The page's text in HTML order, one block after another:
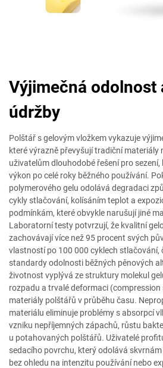
Výjimečná odolnost
údržby
Polštář s gelovým vložkem vykazuje
které výrazně převyšují tradiční materiály
uživatelům dlouhodobé řešení pro
výkon po celé roky běžného používání.
polymerového gelu odolává degradaci
cykly stlačování, kolísáním teplot a
podmínkám, které obvykle narušují jiné
Laboratorní testy potvrzují, že kvalitní
zachovávají více než 95 procent svých
vlastností po 100 000 cyklech stlačování,
standardy odolnosti běžných pěnových
životnost vyplývá ze struktury molekul
rozpadu a trvalé deformaci
materiály polštářů v průběhu času.
materiálu eliminuje problémy s absorpcí
vzniku nepříjemných zápachů, růstu
u potahovaných polštářů. Uživatelé
sedacího povrchu, který odolává
bez ohledu na intenzitu používání nebo